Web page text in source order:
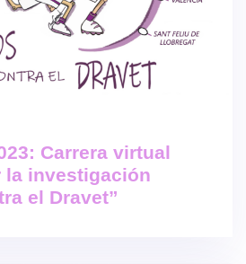
Carrera virtual
la investigación
el Dravet”